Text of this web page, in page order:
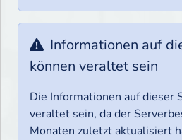
Informationen auf
können veraltet sein
Die Informationen auf dieser
veraltet sein, da der
Monaten zuletzt aktualisiert